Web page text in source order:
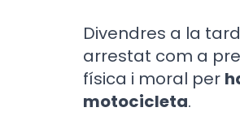
Divendres a la
arrestat com a
física i moral per
motocicleta.